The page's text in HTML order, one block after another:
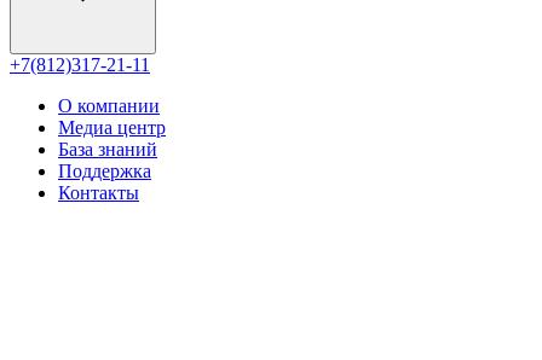
+7(812)317-21-11
О компании
Медиа центр
База знаний
Поддержка
Контакты